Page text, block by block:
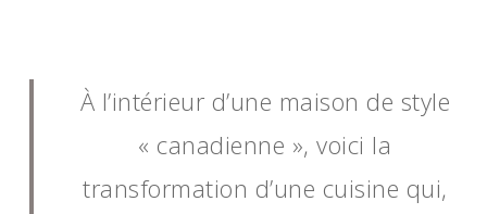
À l’intérieur d’une maison de style
« canadienne », voici la
transformation d’une cuisine qui,